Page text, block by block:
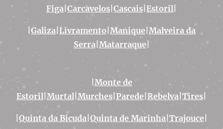
Figa Carcavelos Cascais |Estoril
Galiza Livramento Manique Malveira da
Serra Matarraque
Monte de
Estoril Murtal| Murches Parede Rebelva Tires
Quinta da Bicuda Quinta de Marinha |Trajouce